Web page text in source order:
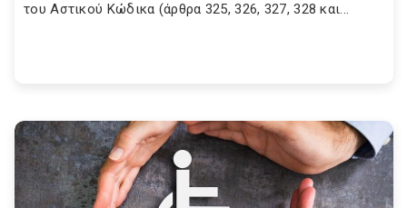
του Αστικού Κώδικα (άρθρα 325, 326, 327, 328 και...